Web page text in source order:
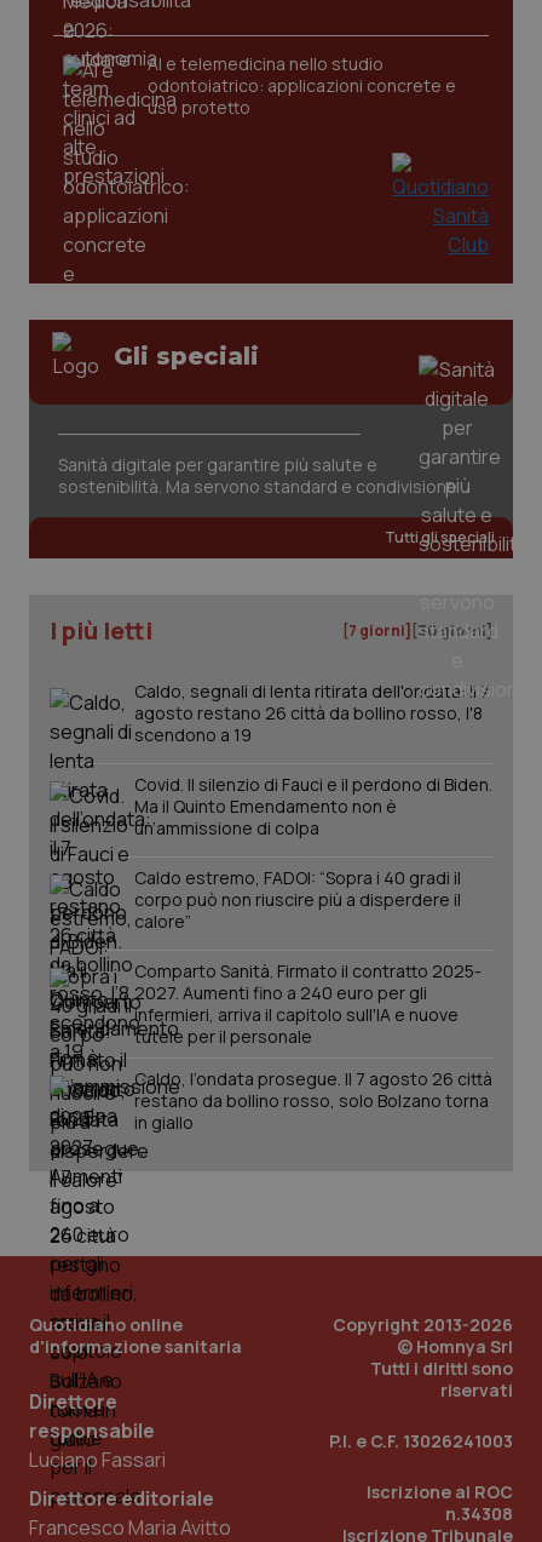
AI e telemedicina nello studio
odontoiatrico: applicazioni concrete e
uso protetto
Gli speciali
Sanità digitale per garantire più salute e
sostenibilità. Ma servono standard e condivisione
Tutti gli speciali
I più letti [7 giorni] [30 giorni]
Caldo, segnali di lenta ritirata dell'ondata: il 7
agosto restano 26 città da bollino rosso, l'8
scendono a 19
Covid. Il silenzio di Fauci e il perdono di Biden.
Ma il Quinto Emendamento non è
un’ammissione di colpa
Caldo estremo, FADOI: “Sopra i 40 gradi il
corpo può non riuscire più a disperdere il
calore”
Comparto Sanità. Firmato il contratto 2025-
2027. Aumenti fino a 240 euro per gli
infermieri, arriva il capitolo sull'IA e nuove
tutele per il personale
Caldo, l’ondata prosegue. Il 7 agosto 26 città
restano da bollino rosso, solo Bolzano torna
in giallo
Quotidiano online
d'informazione sanitaria
Direttore
responsabile
Luciano Fassari
Direttore editoriale
Francesco Maria Avitto
Copyright 2013-2026
© Homnya Srl
Tutti i diritti sono
riservati
P.I. e C.F. 13026241003
Iscrizione al ROC
n.34308
Iscrizione Tribunale
tracking-sites-ironfish-
www.quotidianosanita.it
PHPSESSID